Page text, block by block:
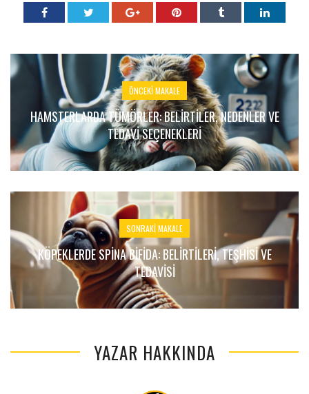
ÖNCEKI MAKALE
HAMSTERLARDA TÜMÖRLER: BELIRTILER, NEDENLER VE
TEDAVI SEÇENEKLERI
SONRAKI MAKALE
KÖPEKLERDE SPINA BIFIDA: BELIRTILERI, TEŞHISI VE
TEDAVISI
YAZAR HAKKINDA